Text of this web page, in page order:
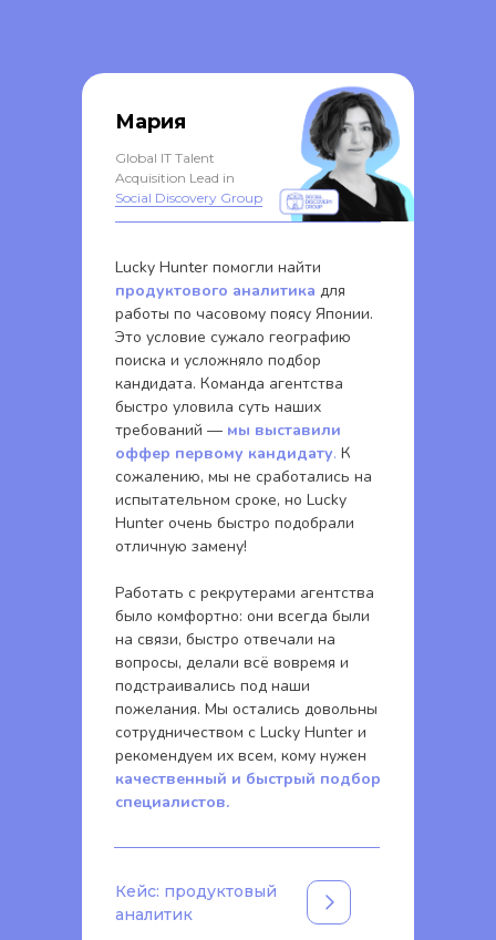
Мария
Global IT Talent
Acquisition Lead in
Social Discovery Group
Lucky Hunter помогли найти
продуктового аналитика для
работы по часовому поясу Японии.
Это условие сужало географию
поиска и усложняло подбор
кандидата. Команда агентства
быстро уловила суть наших
требований — мы выставили
оффер первому кандидату. К
сожалению, мы не сработались на
испытательном сроке, но Lucky
Hunter очень быстро подобрали
отличную замену!
Работать с рекрутерами агентства
было комфортно: они всегда были
на связи, быстро отвечали на
вопросы, делали всё вовремя и
подстраивались под наши
пожелания. Мы остались довольны
сотрудничеством с Lucky Hunter и
рекомендуем их всем, кому нужен
качественный и быстрый подбор
специалистов.
Кейс: продуктовый
аналитик